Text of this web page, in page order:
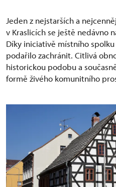
Jeden z nejstarších a
v Kraslicích se ještě nedávno
Díky iniciativě místního
podařilo zachránit. Citlivá
historickou podobu a
formě živého komunitního